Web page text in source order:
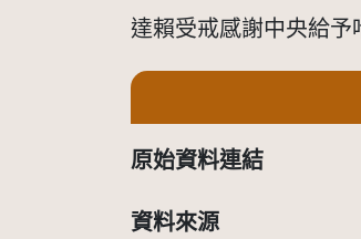
達賴受戒感謝中央給
原始資料連結
資料來源